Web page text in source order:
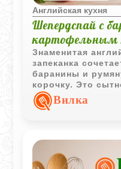
Английская кухня
Шепердспай с
картофельным
Знаменитая
запеканка
баранины и
корочку. Это
насыщенным
ингредиентами,
Вилка